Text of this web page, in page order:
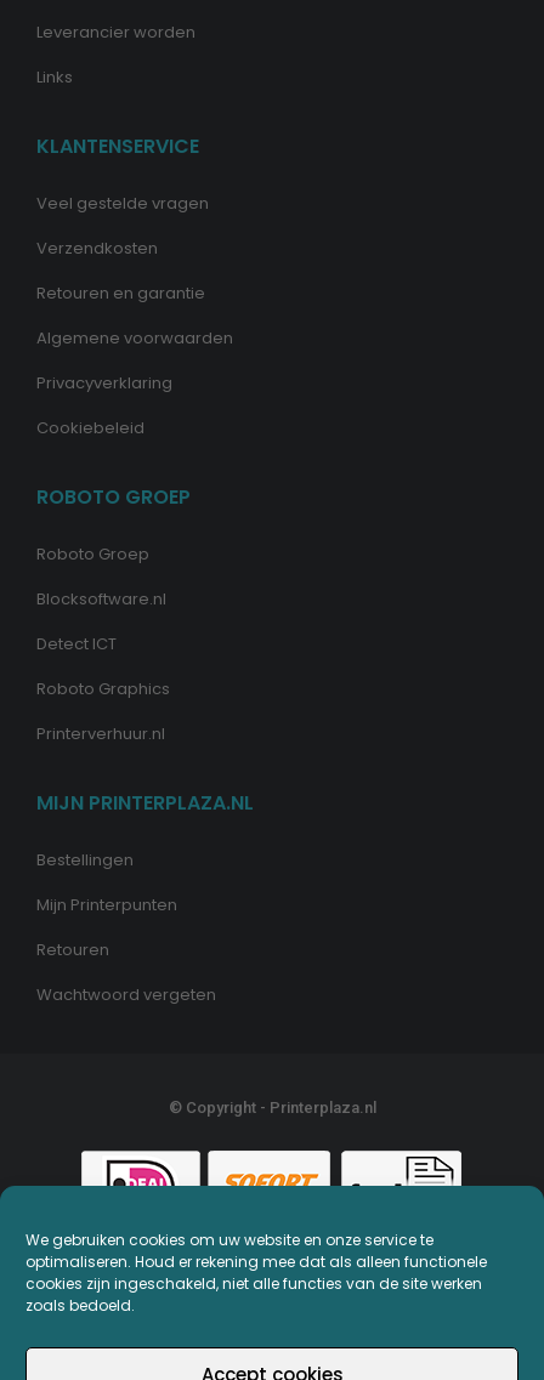
We gebruiken cookies om uw website en onze service te
optimaliseren. Houd er rekening mee dat als alleen functionele
cookies zijn ingeschakeld, niet alle functies van de site werken
zoals bedoeld.
Accept cookies
Leverancier worden
Links
KLANTENSERVICE
Veel gestelde vragen
Verzendkosten
Retouren en garantie
Algemene voorwaarden
Privacyverklaring
Cookiebeleid
ROBOTO GROEP
Roboto Groep
Blocksoftware.nl
Detect ICT
Roboto Graphics
Printerverhuur.nl
MIJN PRINTERPLAZA.NL
Bestellingen
Mijn Printerpunten
Retouren
Wachtwoord vergeten
© Copyright - Printerplaza.nl